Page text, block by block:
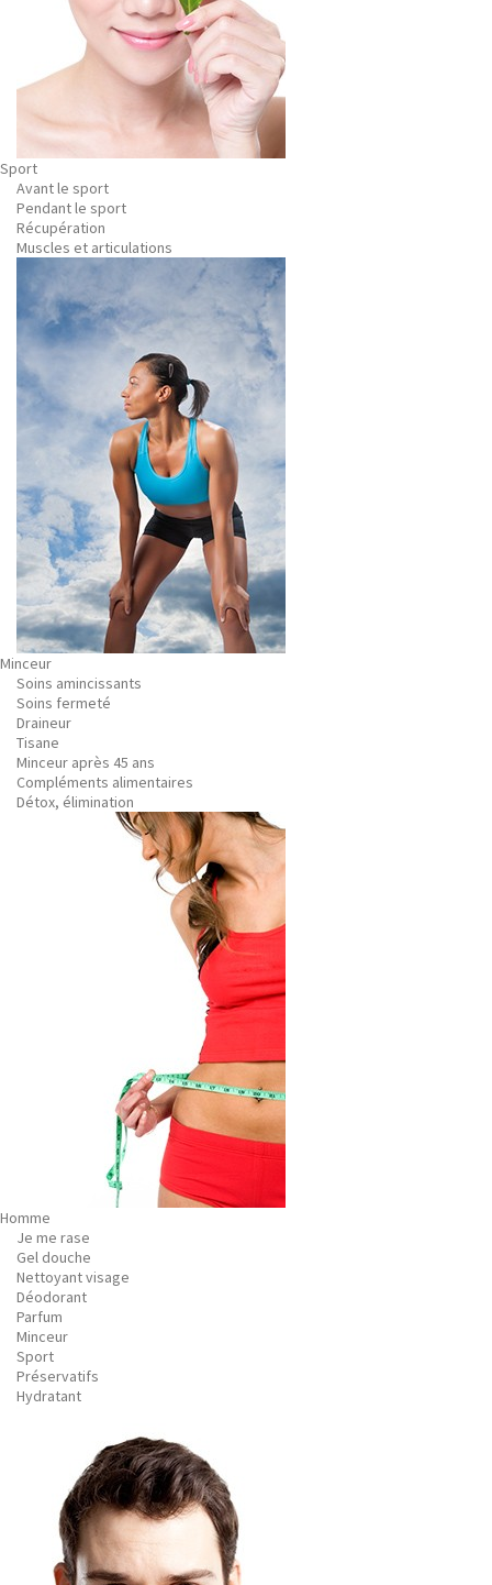
Sport
Avant le sport
Pendant le sport
Récupération
Muscles et articulations
Minceur
Soins amincissants
Soins fermeté
Draineur
Tisane
Minceur après 45 ans
Compléments alimentaires
Détox, élimination
Homme
Je me rase
Gel douche
Nettoyant visage
Déodorant
Parfum
Minceur
Sport
Préservatifs
Hydratant